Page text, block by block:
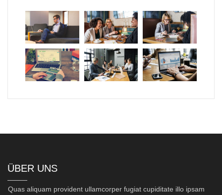
ÜBER UNS
Quas aliquam provident ullamcorper fugiat cupiditate illo ipsam